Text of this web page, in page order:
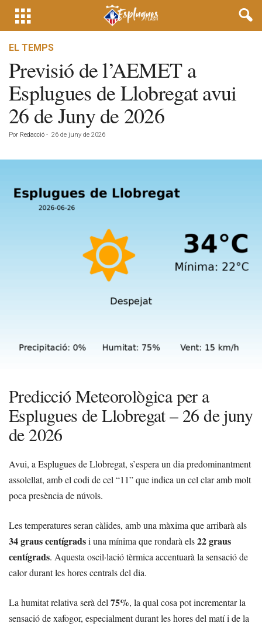
EL TEMPS
Previsió de l’AEMET a
Esplugues de Llobregat avui
26 de Juny de 2026
Por Redacció - 26 de juny de 2026
Predicció Meteorològica per a
Esplugues de Llobregat – 26 de juny
de 2026
Avui, a Esplugues de Llobregat, s’espera un dia predominantment
assolellat, amb el codi de cel “11” que indica un cel clar amb molt
poca presència de núvols.
Les temperatures seran càlides, amb una màxima que arribarà als
34 graus centígradsi una mínima que rondarà els22 graus
centígrads. Aquesta oscil·lació tèrmica accentuarà la sensació de
calor durant les hores centrals del dia.
La humitat relativa serà del75%, la qual cosa pot incrementar la
sensació de xafogor, especialment durant les hores del matí i de la